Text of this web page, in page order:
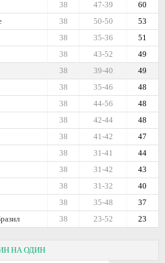
60
47-39
38
53
50-50
38
51
35-36
38
49
43-52
38
49
39-40
38
48
35-46
38
48
44-56
38
48
42-44
38
47
41-42
38
44
31-41
38
43
31-42
38
40
31-32
38
37
35-48
38
23
23-52
38
НА ОДИН